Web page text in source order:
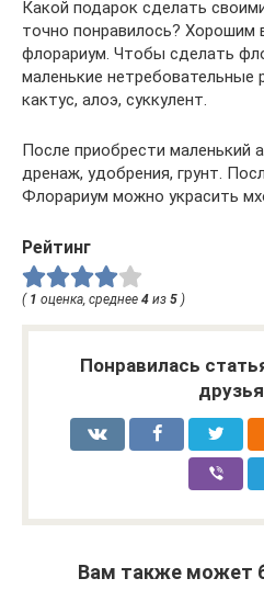
Какой подарок сделать
точно понравилось?
флорариум. Чтобы сделать
маленькие нетребовательные
кактус, алоэ, суккулент.
После приобрести маленький
дренаж, удобрения, грунт.
Флорариум можно украсить
Рейтинг
( 1 оценка, среднее 4 из 5 )
Понравилась
Вам также может